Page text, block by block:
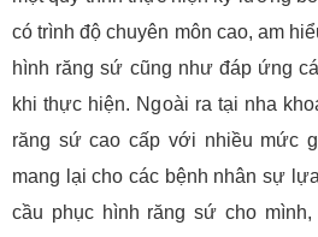
có trình độ chuyên môn cao, am
hình răng sứ cũng như đáp ứng
khi thực hiện. Ngoài ra tại nha
răng sứ cao cấp với nhiều mức
mang lại cho các bệnh nhân sự
cầu phục hình răng sứ cho